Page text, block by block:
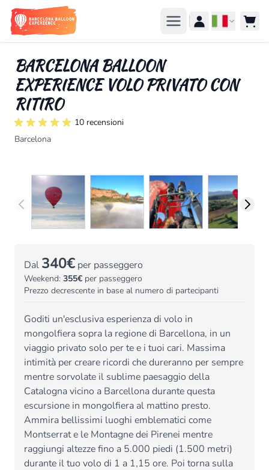
Salta al contenuto
Lingua
BARCELONA BALLOON
EXPERIENCE VOLO PRIVATO CON
RITIRO
10 recensioni
Barcelona
Dal 340€ per passeggero
Weekend: 355€ per passeggero
Prezzo decrescente in base al numero di partecipanti
Goditi un'esclusiva esperienza di volo in
mongolfiera sopra la regione di Barcellona, in un
viaggio privato solo per te e i tuoi cari. Massima
intimità per creare ricordi che dureranno per sempre
mentre sorvolate il sublime paesaggio della
Catalogna vicino a Barcellona durante questa
escursione in mongolfiera al mattino presto.
Ammira bellissimi luoghi emblematici come
Montserrat e le Montagne dei Pirenei mentre
raggiungi altezze fino a 5.000 piedi (1.500 metri)
durante il tuo volo di 1 a 1,15 ore. Poi torna sulla